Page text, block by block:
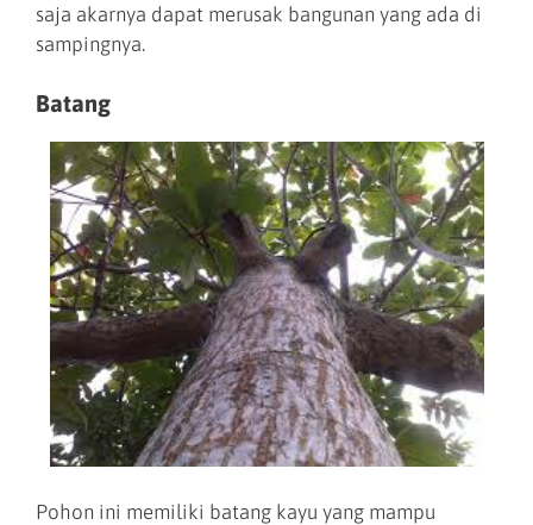
saja akarnya dapat merusak bangunan yang ada di
sampingnya.
Batang
Pohon ini memiliki batang kayu yang mampu